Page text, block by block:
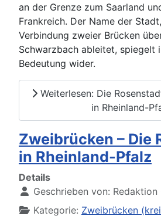
an der Grenze zum Saarland
Frankreich. Der Name der
Verbindung zweier Brücken
Schwarzbach ableitet, spiegelt
Bedeutung wider.
Weiterlesen: Die
in Rheinland-
Zweibrücken – Die
in Rheinland-Pfalz
Details
Geschrieben von: Redaktion
Kategorie: Zweibrücken